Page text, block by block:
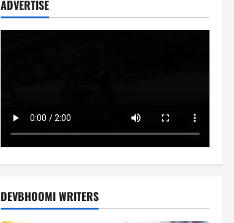
ADVERTISE
DEVBHOOMI WRITERS